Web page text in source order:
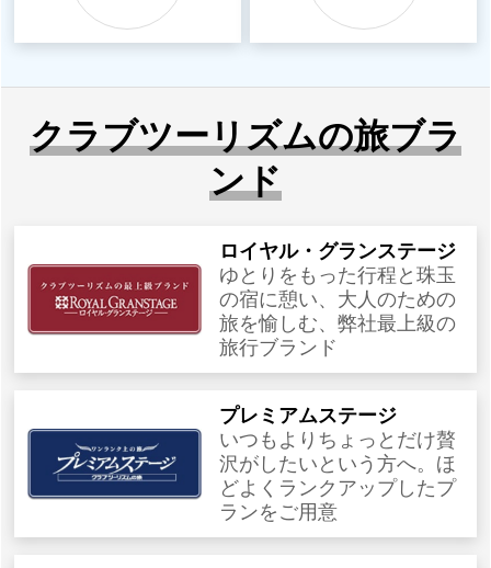
クラブツーリズムの旅ブラ
ンド
ロイヤル・グランステージ
ゆとりをもった行程と珠玉
の宿に憩い、大人のための
旅を愉しむ、弊社最上級の
旅行ブランド
プレミアムステージ
いつもよりちょっとだけ贅
沢がしたいという方へ。ほ
どよくランクアップしたプ
ランをご用意